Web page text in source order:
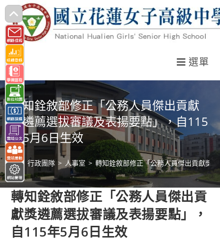
跳
轉
至
主
要
內
容
選單
轉知銓敘部修正「公務人員傑出貢獻
獎遴薦選拔審議及表揚要點」，自115
年5月6日生效
> 行政團隊 > 人事室 > 轉知銓敘部修正「公務人員傑出貢獻獎
轉知銓敘部修正「公務人員傑出貢
獻獎遴薦選拔審議及表揚要點」，
自115年5月6日生效